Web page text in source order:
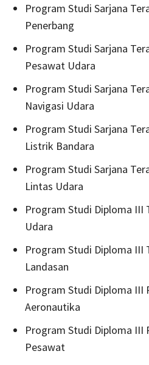
Program Studi Sarjana
Penerbang
Program Studi Sarjana
Pesawat Udara
Program Studi Sarjana
Navigasi Udara
Program Studi Sarjana
Listrik Bandara
Program Studi Sarjana
Lintas Udara
Program Studi Diploma III
Udara
Program Studi Diploma III
Landasan
Program Studi Diploma III
Aeronautika
Program Studi Diploma III
Pesawat